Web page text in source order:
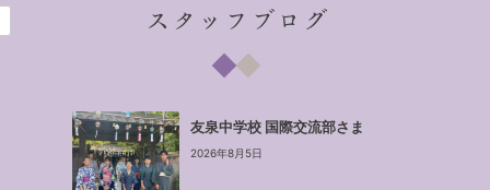
スタッフブログ
友泉中学校 国際交流部さま
2026年8月5日